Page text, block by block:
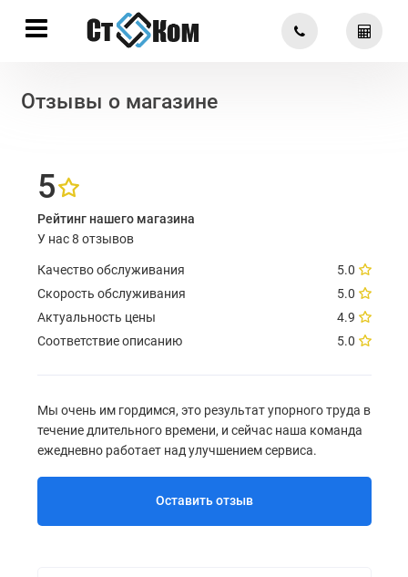
Отзывы о магазине
5
Рейтинг нашего магазина
У нас 8 отзывов
Качество обслуживания
5.0
Скорость обслуживания
5.0
Актуальность цены
4.9
Соответствие описанию
5.0
Мы очень им гордимся, это результат упорного труда в
течение длительного времени, и сейчас наша команда
ежедневно работает над улучшением сервиса.
Оставить отзыв